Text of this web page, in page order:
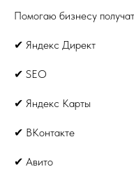
Помогаю бизнесу
✔ Яндекс Директ
✔ SEO
✔ Яндекс Карты
✔ ВКонтакте
✔ Авито